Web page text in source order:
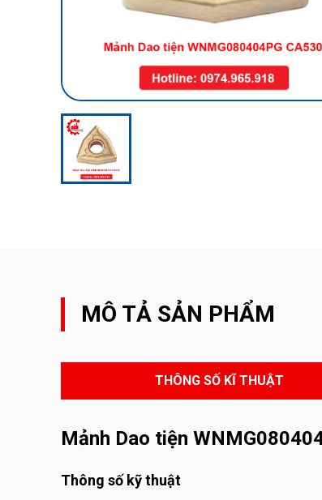
MÔ TẢ SẢN PHẨM
THÔNG SỐ KĨ THUẬT
Mảnh Dao tiện
Thông số kỹ thuật